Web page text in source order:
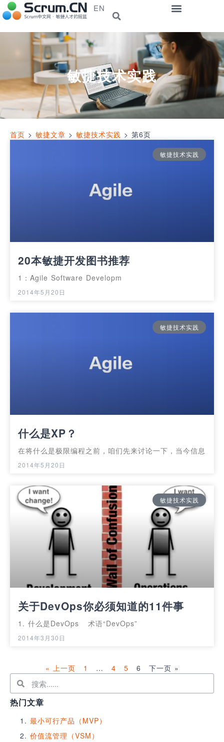
EN
敏捷技术实践
首页 > 敏捷文章 > 敏捷技术实践 > 第6页
敏捷技术实践
20本敏捷开发图书推荐
1：Agile Software Developm
2014年5月20日
敏捷技术实践
什么是XP？
在将什么是极限编程之前，咱们先来讨论一下，当今信息
2014年5月20日
敏捷技术实践
关于DevOps你必须知道的11件事
1. 什么是DevOps 术语“DevOps”
2014年3月30日
« 上一页 1 … 4 5 6 下一页 »
热门文章
最小可行产品（MVP）
价值流管理（VSM）